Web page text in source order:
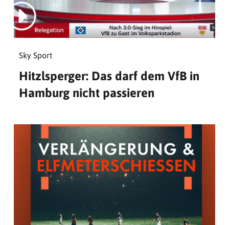
Sky Sport
Hitzlsperger: Das darf dem VfB in
Hamburg nicht passieren